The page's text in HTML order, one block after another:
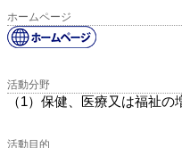
ホームページ
活動分野
（1）保健、医療又は福祉
活動目的